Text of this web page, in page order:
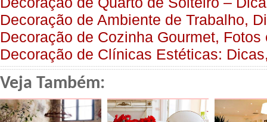
Decoração de Ambiente de Trabalho,
Decoração de Cozinha Gourmet, Fotos
Decoração de Clínicas Estéticas:
Veja Também: